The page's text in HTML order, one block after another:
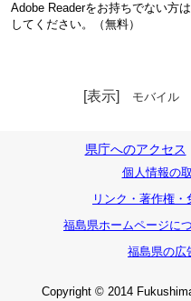
Adobe Readerをお持ちでない方
してください。（無料）
[表示] モバイル
県庁へのアクセス
個人情報の
リンク・著作権
福島県ホームページに
福島県の広
Copyright © 2014